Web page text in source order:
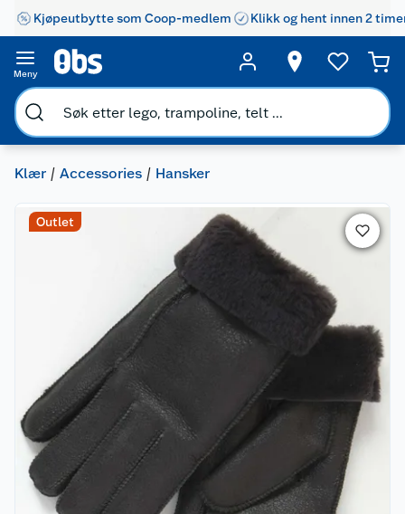
Kjøpeutbytte som Coop-medlem Klikk og hent innen 2
Meny
Klær Accessories Hansker
Outlet